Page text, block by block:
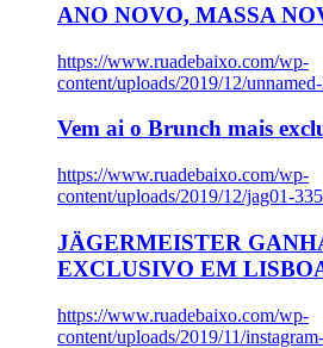
ANO NOVO, MASSA
https://www.ruadebaixo.com/wp-
content/uploads/2019/12/
Vem ai o Brunch mais
https://www.ruadebaixo.com/wp-
content/uploads/2019/12/jag01-
JÄGERMEISTER
EXCLUSIVO EM
https://www.ruadebaixo.com/wp-
content/uploads/2019/11/